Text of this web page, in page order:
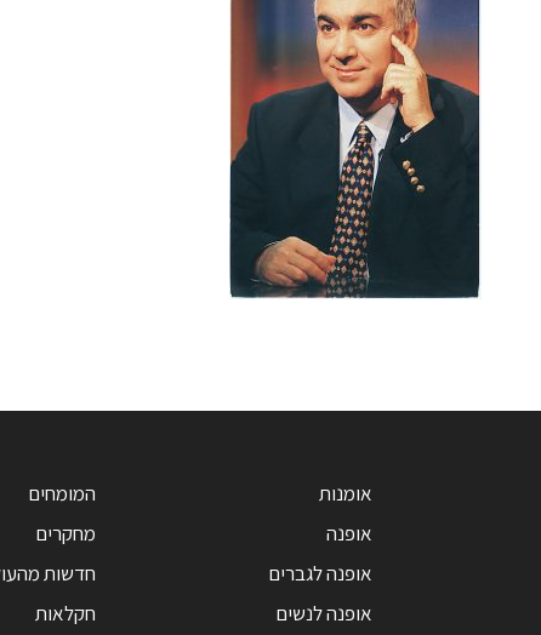
אומנות
אופנה
אופנה לגברים
אופנה לנשים
המומחים
מחקרים
חדשות
חקלאות